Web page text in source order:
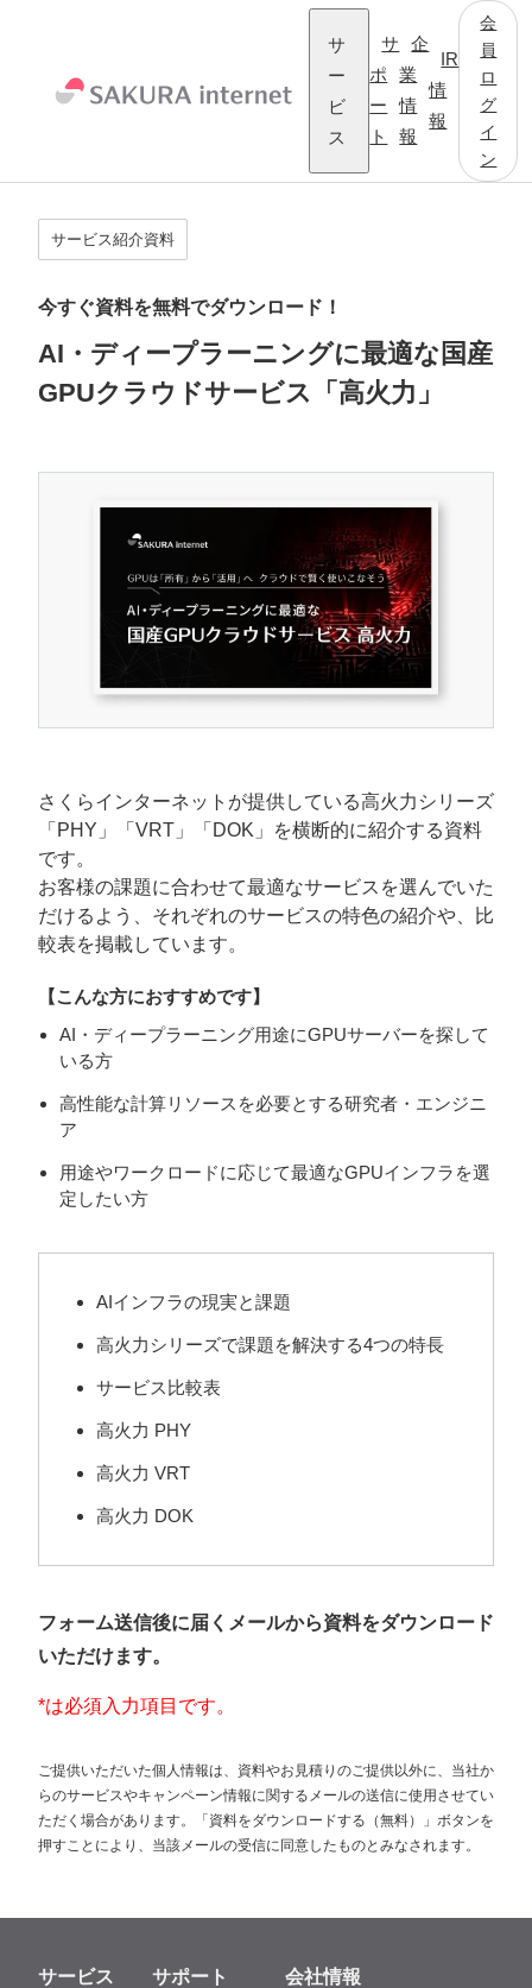
サ
ー
ビ
ス
サ
ポ
ー
ト
企
業
情
報
IR
情
報
会
員
ロ
グ
イ
ン
サービス紹介資料
今すぐ資料を無料でダウンロード！
AI・ディープラーニングに最適な国産
GPUクラウドサービス「高火力」
さくらインターネットが提供している高火力シリーズ
「PHY」「VRT」「DOK」を横断的に紹介する資料
です。
お客様の課題に合わせて最適なサービスを選んでいた
だけるよう、それぞれのサービスの特色の紹介や、比
較表を掲載しています。
【こんな方におすすめです】
AI・ディープラーニング用途にGPUサーバーを探して
いる方
高性能な計算リソースを必要とする研究者・エンジニ
ア
用途やワークロードに応じて最適なGPUインフラを選
定したい方
AIインフラの現実と課題
高火力シリーズで課題を解決する4つの特長
サービス比較表
高火力 PHY
高火力 VRT
高火力 DOK
フォーム送信後に届くメールから資料をダウンロード
いただけます。
*は必須入力項目です。
ご提供いただいた個人情報は、資料やお見積りのご提供以外に、当社か
らのサービスやキャンペーン情報に関するメールの送信に使用させてい
ただく場合があります。「資料をダウンロードする（無料）」ボタンを
押すことにより、当該メールの受信に同意したものとみなされます。
サービス
サポート
会社情報